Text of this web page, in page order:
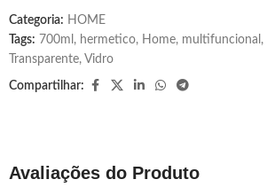
Categoria: HOME
Tags: 700ml , hermetico, Home, multifuncional ,
Transparente, Vidro
Compartilhar:
Avaliações do Produto